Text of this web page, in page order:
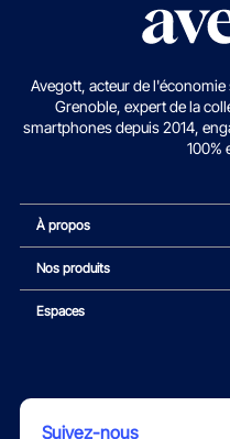
Avegott, acteur de
Grenoble, expert de la
smartphones depuis 2014,
100%
À propos
Nos produits
Espaces
Suivez-nous